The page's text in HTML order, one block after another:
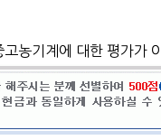
농기계에 대한 평가가